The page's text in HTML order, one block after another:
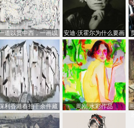
道以贯中西，一画以
古今：吴冠中的绘画
创
安迪·沃霍尔为什么要画
芭比
利香港春拍千余件藏
估价逾7亿港元，吴冠
中
周刚 水彩作品